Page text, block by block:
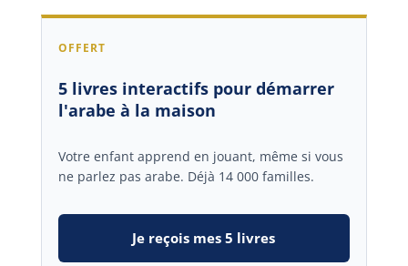
OFFERT
5 livres interactifs pour démarrer
l'arabe à la maison
Votre enfant apprend en jouant, même si vous
ne parlez pas arabe. Déjà 14 000 familles.
Je reçois mes 5 livres